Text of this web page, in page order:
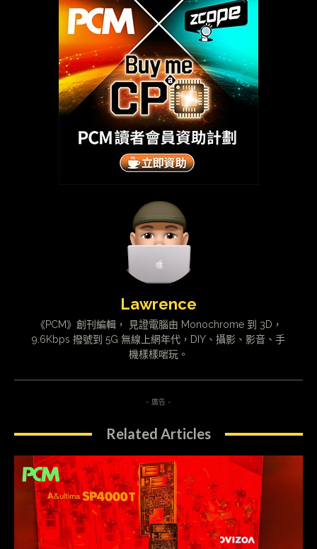
Lawrence
《PCM》創刊編輯， 見證電腦由 Monochrome 到 3D，
9.6Kbps 撥號到 5G 無線上網年代，DIY、攝影、影音、手
機樣樣啱玩。
- 廣告 -
Related Articles